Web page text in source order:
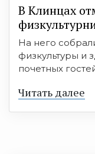
В Клинцах
На него
физкультуры и
почетных
Читать далее